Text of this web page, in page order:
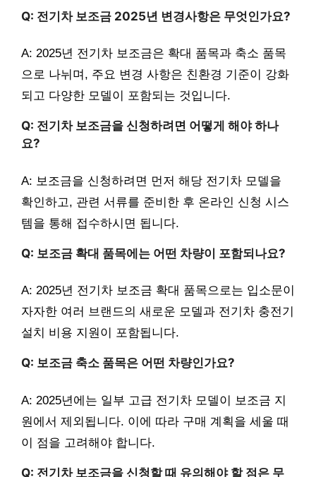
Q: 전기차 보조금 2025년 변경사항은 무엇인가요?
A: 2025년 전기차 보조금은 확대 품목과 축소 품목
으로 나뉘며, 주요 변경 사항은 친환경 기준이 강화
되고 다양한 모델이 포함되는 것입니다.
Q: 전기차 보조금을 신청하려면 어떻게 해야 하나
요?
A: 보조금을 신청하려면 먼저 해당 전기차 모델을
확인하고, 관련 서류를 준비한 후 온라인 신청 시스
템을 통해 접수하시면 됩니다.
Q: 보조금 확대 품목에는 어떤 차량이 포함되나요?
A: 2025년 전기차 보조금 확대 품목으로는 입소문이
자자한 여러 브랜드의 새로운 모델과 전기차 충전기
설치 비용 지원이 포함됩니다.
Q: 보조금 축소 품목은 어떤 차량인가요?
A: 2025년에는 일부 고급 전기차 모델이 보조금 지
원에서 제외됩니다. 이에 따라 구매 계획을 세울 때
이 점을 고려해야 합니다.
Q: 전기차 보조금을 신청할 때 유의해야 할 점은 무